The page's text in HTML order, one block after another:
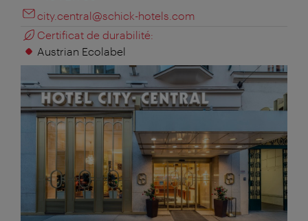
city.central@schick-hotels.com
Certificat de durabilité:
Austrian Ecolabel